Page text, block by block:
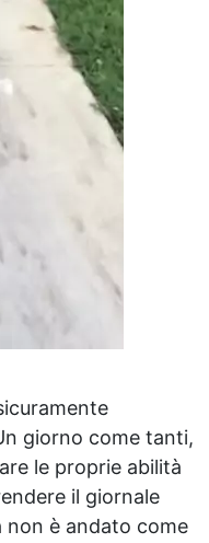
giorno come tanti,
le proprie abilità
il giornale
non è andato come